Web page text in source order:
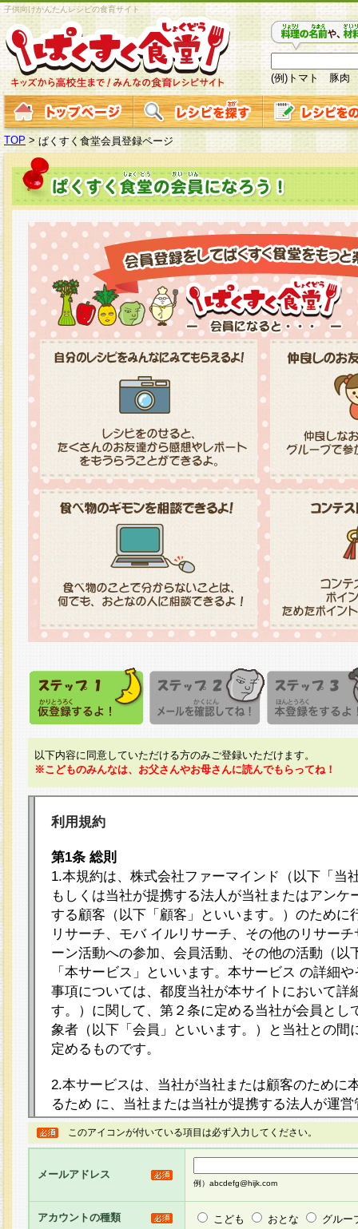
子供向けかんたんレシピの食育サイト
(例)トマト 豚肉
TOP > ぱくすく食堂会員登録ページ
以下内容に同意していただける方のみご登録いただけます。
※こどものみんなは、お父さんやお母さんに読んでもらってね！
利用規約
第1条 総則
1.本規約は、株式会社ファーマインド（以下「当
もしくは当社が提携する法人が当社またはアンケ
する顧客（以下「顧客」といいます。）のために
リサーチ、モバ イルリサーチ、その他のリサー
ーン活動への参加、会員活動、その他の活動（以
「本サービス」といいます。本サービス の詳細
事項については、都度当社が本サイトにおいて詳
す。）に関して、第２条に定める当社が会員とし
象者（以下「会員」といいます。）と当社との間
定めるものです。
2.本サービスは、当社が当社または顧客のために
るため に、当社または当社が提携する法人が運
ト（以下「本サイト」といいます。）上に本サー
ージを設け、会員がアンケー ト調査に回答する
し、その結果を当社が集計・分析その他の利用を
るものです。なお、本サービスは、それぞれの目
員に対して本サービスの依頼を行うこともあり、
た全ての会員に対して本サービスの依頼をすると
このアイコンが付いている項目は必ず入力してください。
メールアドレス
例）abcdefg@hijk.com
アカウントの種類 こども おとな グルー